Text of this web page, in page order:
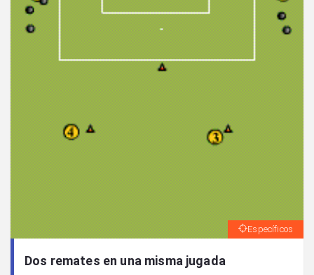
Específicos
Dos remates en una misma jugada